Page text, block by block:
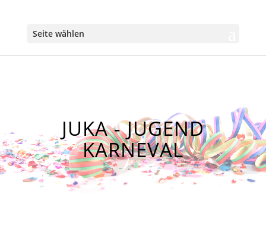
Seite wählen
JUKA - JUGEND
KARNEVAL